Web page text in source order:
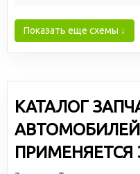
Показать еще схемы ↓
КАТАЛОГ
ПРИМЕНЯЕТСЯ